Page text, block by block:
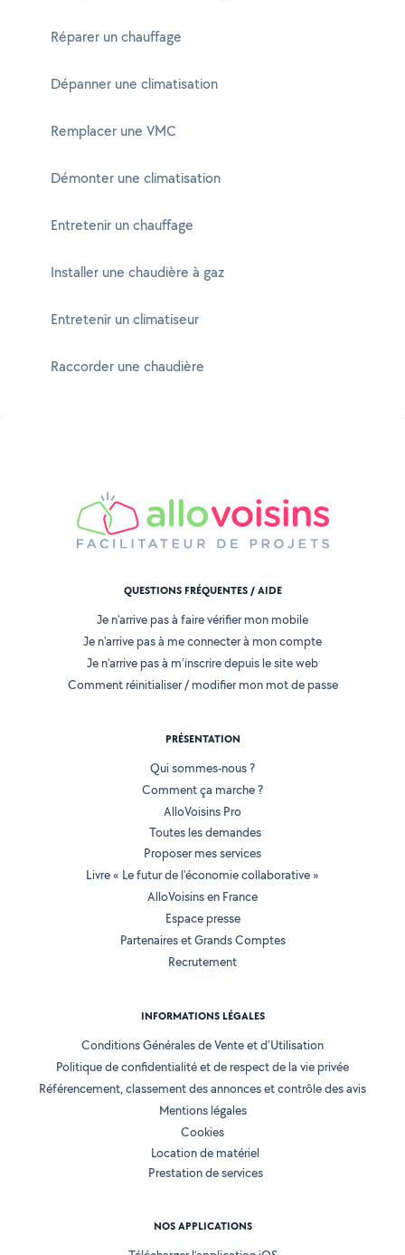
Réparer un chauffage
Dépanner une climatisation
Remplacer une VMC
Démonter une climatisation
Entretenir un chauffage
Installer une chaudière à gaz
Entretenir un climatiseur
Raccorder une chaudière
QUESTIONS FRÉQUENTES / AIDE
Je n'arrive pas à faire vérifier mon mobile
Je n'arrive pas à me connecter à mon compte
Je n'arrive pas à m'inscrire depuis le site web
Comment réinitialiser / modifier mon mot de passe
PRÉSENTATION
Qui sommes-nous ?
Comment ça marche ?
AlloVoisins Pro
Toutes les demandes
Proposer mes services
Livre « Le futur de l'économie collaborative »
AlloVoisins en France
Espace presse
Partenaires et Grands Comptes
Recrutement
INFORMATIONS LÉGALES
Conditions Générales de Vente et d'Utilisation
Politique de confidentialité et de respect de la vie privée
Référencement, classement des annonces et contrôle des avis
Mentions légales
Cookies
Location de matériel
Prestation de services
NOS APPLICATIONS